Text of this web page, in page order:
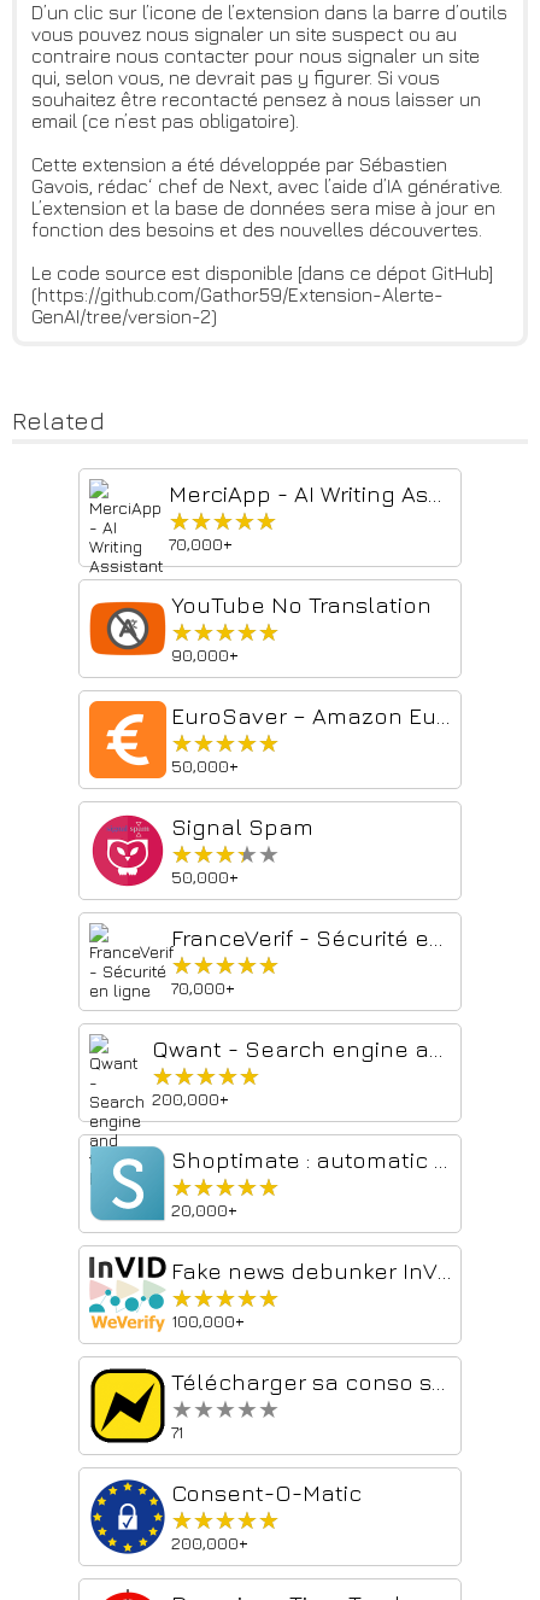
D’un clic sur l’icone de l’extension dans la barre d’outils
vous pouvez nous signaler un site suspect ou au
contraire nous contacter pour nous signaler un site
qui, selon vous, ne devrait pas y figurer. Si vous
souhaitez être recontacté pensez à nous laisser un
email (ce n’est pas obligatoire).
Cette extension a été développée par Sébastien
Gavois, rédac‘ chef de Next, avec l’aide d’IA générative.
L’extension et la base de données sera mise à jour en
fonction des besoins et des nouvelles découvertes.
Le code source est disponible [dans ce dépot GitHub]
(https://github.com/Gathor59/Extension-Alerte-
GenAI/tree/version-2)
Related
★★★★★
★★★★★
70,000+
YouTube No Translation
★★★★★
★★★★★
90,000+
★★★★★
★★★★★
50,000+
Signal Spam
★★★★★
★★★★★
50,000+
★★★★★
★★★★★
70,000+
★★★★★
★★★★★
200,000+
★★★★★
★★★★★
20,000+
★★★★★
★★★★★
100,000+
★★★★★
★★★★★
71
Consent-O-Matic
★★★★★
★★★★★
200,000+